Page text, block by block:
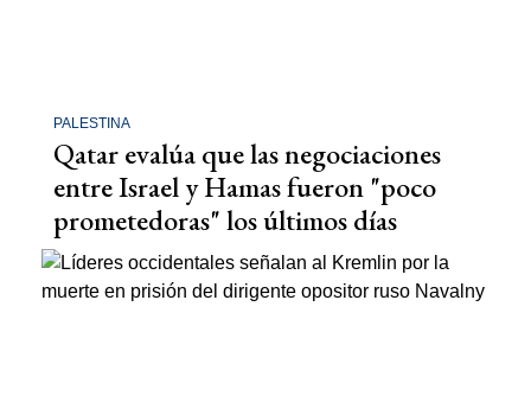
PALESTINA
Qatar evalúa que las negociaciones
entre Israel y Hamas fueron "poco
prometedoras" los últimos días